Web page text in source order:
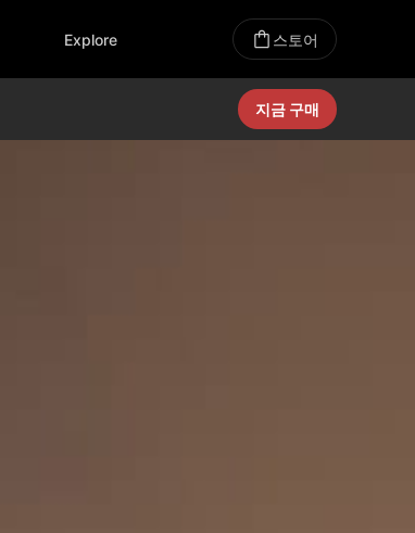
Explore 스토어
지금 구매